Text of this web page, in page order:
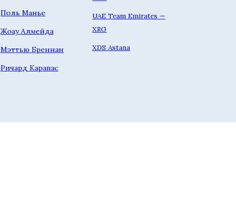
Поль Манье
Жоау Алмейда
Мэттью Бреннан
Ричард Карапас
UAE Team Emirates —
XRG
XDS Astana